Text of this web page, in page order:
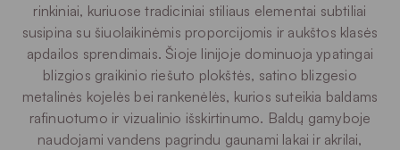
rinkiniai, kuriuose tradiciniai stiliaus elementai subtiliai
susipina su šiuolaikinėmis proporcijomis ir aukštos klasės
apdailos sprendimais. Šioje linijoje dominuoja ypatingai
blizgios graikinio riešuto plokštės, satino blizgesio
metalinės kojelės bei rankenėlės, kurios suteikia baldams
rafinuotumo ir vizualinio išskirtinumo. Baldų gamyboje
naudojami vandens pagrindu gaunami lakai ir akrilai,